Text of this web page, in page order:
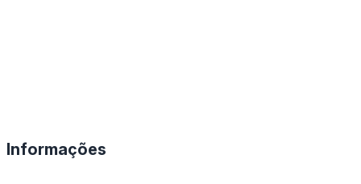
Informações